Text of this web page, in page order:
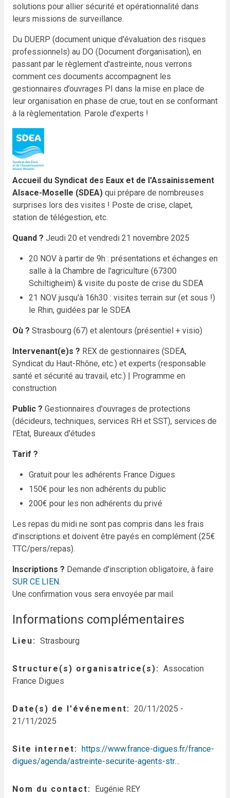
solutions pour allier sécurité et opérationnalité dans
leurs missions de surveillance.
Du DUERP (document unique d'évaluation des risques
professionnels) au DO (Document d’organisation), en
passant par le règlement d'astreinte, nous verrons
comment ces documents accompagnent les
gestionnaires d’ouvrages PI dans la mise en place de
leur organisation en phase de crue, tout en se conformant
à la règlementation. Parole d’experts !
Accueil du Syndicat des Eaux et de l'Assainissement
Alsace-Moselle (SDEA) qui prépare de nombreuses
surprises lors des visites ! Poste de crise, clapet,
station de télégestion, etc.
Quand ? Jeudi 20 et vendredi 21 novembre 2025
20 NOV à partir de 9h : présentations et échanges en
salle à la Chambre de l'agriculture (67300
Schiltigheim) & visite du poste de crise du SDEA
21 NOV jusqu'à 16h30 : visites terrain sur (et sous !)
le Rhin, guidées par le SDEA
Où ? Strasbourg (67) et alentours (présentiel + visio)
Intervenant(e)s ? REX de gestionnaires (SDEA,
Syndicat du Haut-Rhône, etc.) et experts (responsable
santé et sécurité au travail, etc.) | Programme en
construction
Public ? Gestionnaires d'ouvrages de protections
(décideurs, techniques, services RH et SST), services de
l'Etat, Bureaux d'études
Tarif ?
Gratuit pour les adhérents France Digues
150€ pour les non adhérents du public
200€ pour les non adhérents du privé
Les repas du midi ne sont pas compris dans les frais
d'inscriptions et doivent être payés en complément (25€
TTC/pers/repas).
Inscriptions ? Demande d'inscription obligatoire, à faire
SUR CE LIEN.
Une confirmation vous sera envoyée par mail.
Informations complémentaires
Lieu Strasbourg
Structure(s) organisatrice(s)
Assocation
France Digues
Date(s) de l'événement 20/11/2025 -
21/11/2025
Site internet
https://www.france-digues.fr/france-
digues/agenda/astreinte-securite-agents-str…
Nom du contact Eugénie REY